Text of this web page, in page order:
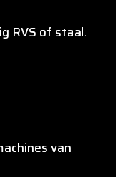
RVS of staal.
van